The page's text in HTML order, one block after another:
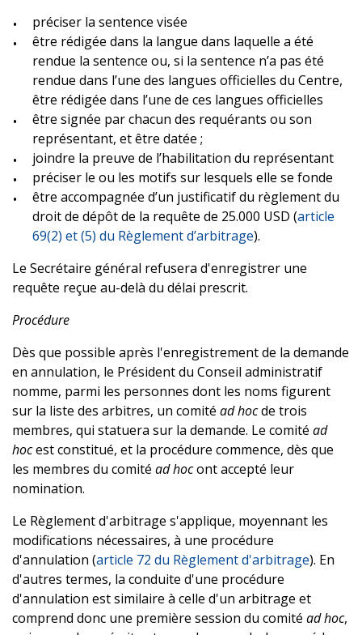
préciser la sentence visée
être rédigée dans la langue dans laquelle a été
rendue la sentence ou, si la sentence n’a pas été
rendue dans l’une des langues officielles du Centre,
être rédigée dans l’une de ces langues officielles
être signée par chacun des requérants ou son
représentant, et être datée ;
joindre la preuve de l’habilitation du représentant
préciser le ou les motifs sur lesquels elle se fonde
être accompagnée d’un justificatif du règlement du
droit de dépôt de la requête de 25.000 USD (article
69(2) et (5) du Règlement d’arbitrage).
Le Secrétaire général refusera d'enregistrer une
requête reçue au-delà du délai prescrit.
Procédure
Dès que possible après l'enregistrement de la demande
en annulation, le Président du Conseil administratif
nomme, parmi les personnes dont les noms figurent
sur la liste des arbitres, un comité ad hocde trois
membres, qui statuera sur la demande. Le comité ad
hocest constitué, et la procédure commence, dès que
les membres du comité ad hocont accepté leur
nomination.
Le Règlement d'arbitrage s'applique, moyennant les
modifications nécessaires, à une procédure
d'annulation (article 72 du Règlement d'arbitrage). En
d'autres termes, la conduite d'une procédure
d'annulation est similaire à celle d'un arbitrage et
comprend donc une première session du comité ad hoc,